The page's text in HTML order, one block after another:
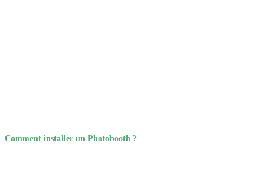
Comment installer un Photobooth ?